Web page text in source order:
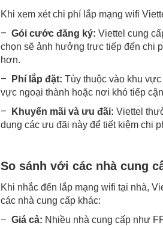
Khi xem xét chi phí lắp mạng wifi
– Gói cước đăng ký: Viettel cung
chọn sẽ ảnh hưởng trực tiếp đến chi
hơn.
– Phí lắp đặt: Tùy thuộc vào khu
vực ngoại thành hoặc nơi khó tiếp
– Khuyến mãi và ưu đãi: Viettel
dụng các ưu đãi này để tiết kiệm chi
So sánh với các nhà cung
Khi nhắc đến lắp mạng wifi tại nhà,
các nhà cung cấp khác:
– Giá cả: Nhiều nhà cung cấp như